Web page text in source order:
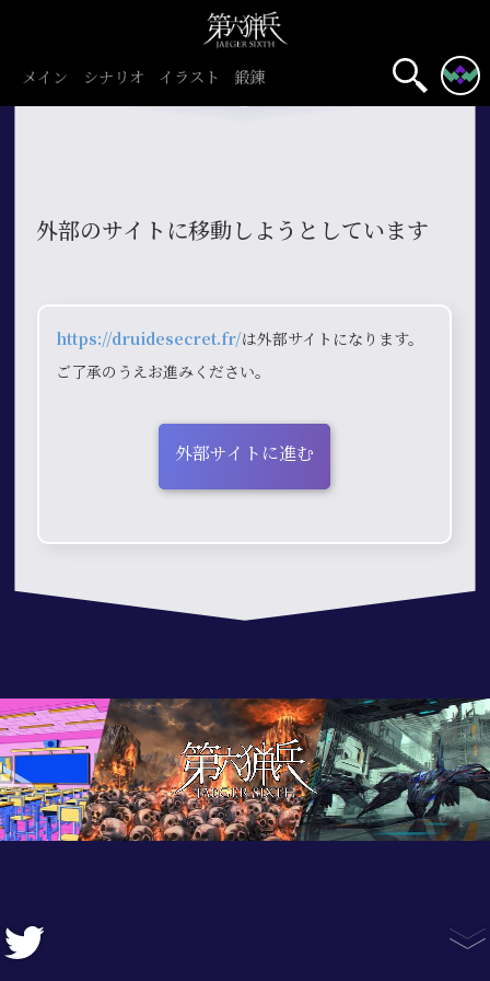
メイン シナリオ イラスト 鍛錬
外部のサイトに移動しようとしています
https://druidesecret.fr/は外部サイトになります。
ご了承のうえお進みください。
外部サイトに進む